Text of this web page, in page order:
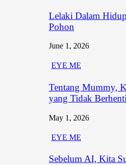
Lelaki Dalam
Pohon
June 1, 2026
EYE ME
Tentang Mummy,
yang Tidak
May 1, 2026
EYE ME
Sebelum AI, Kita